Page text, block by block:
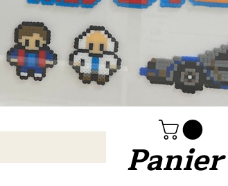
Panier